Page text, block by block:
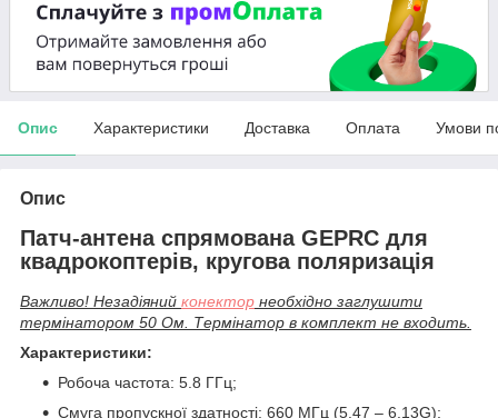
Опис Характеристики Доставка Оплата Умови
Опис
Патч-антена спрямована GEPRC для
квадрокоптерів, кругова поляризація
Важливо! Незадіяний конектор необхідно заглушити
термінатором 50 Ом. Термінатор в комплект не входить.
Характеристики:
Робоча частота: 5.8 ГГц;
Смуга пропускної здатності: 660 МГц (5.47 – 6.13G);